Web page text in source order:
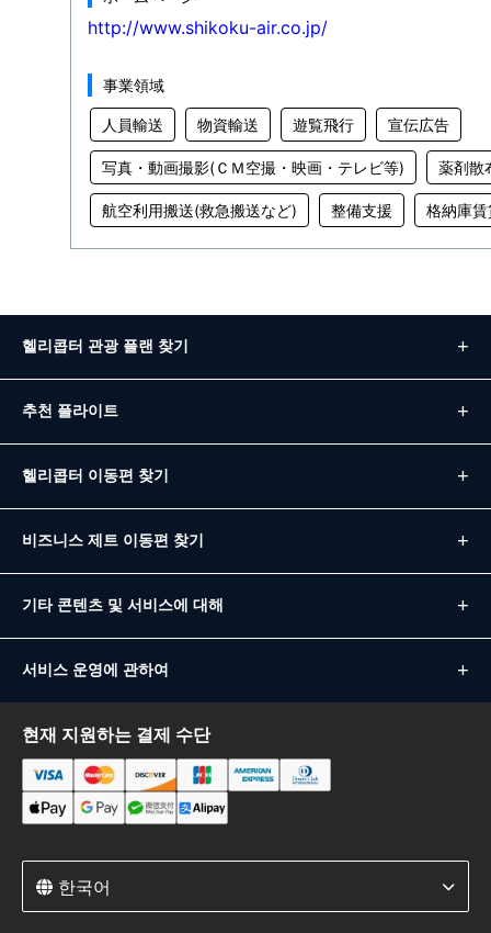
http://www.shikoku-air.co.jp/
事業領域
人員輸送 物資輸送 遊覧飛行 宣伝広告
写真・動画撮影(ＣＭ空撮・映画・テレビ等) 薬剤散
航空利用搬送(救急搬送など) 整備支援 格納庫賃
헬리콥터 관광 플랜 찾기
추천 플라이트
헬리콥터 이동편 찾기
비즈니스 제트 이동편 찾기
기타 콘텐츠 및 서비스에 대해
서비스 운영에 관하여
현재 지원하는 결제 수단
한국어